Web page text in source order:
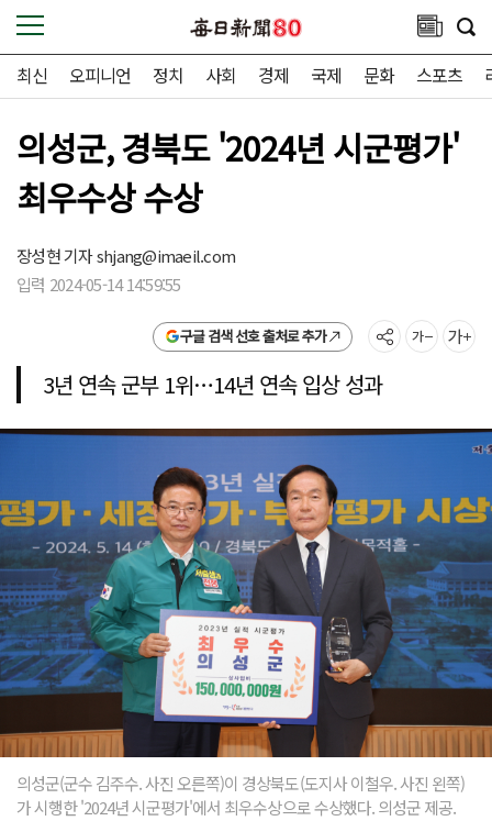
최신 오피니언 정치 사회 경제 국제 문화 스포츠
의성군, 경북도 '2024년 시군평가'
최우수상 수상
장성현 기자shjang@imaeil.com
입력 2024-05-14 14:59:55
구글 검색 선호 출처로 추가
3년 연속 군부 1위…14년 연속 입상 성과
의성군(군수 김주수. 사진 오른쪽)이 경상북도(도지사 이철우. 사진 왼쪽)
가 시행한 '2024년 시군평가'에서 최우수상으로 수상했다. 의성군 제공.